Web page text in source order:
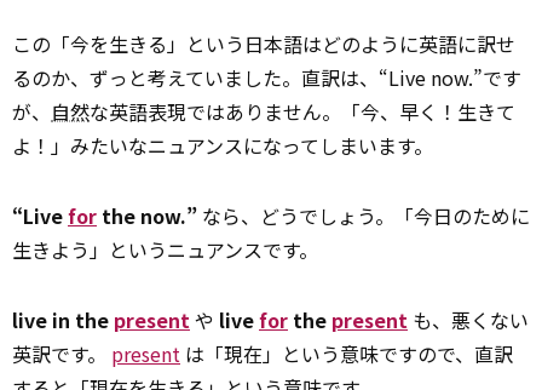
この「今を生きる」という日本語はどのように英語に訳せ
るのか、ずっと考えていました。直訳は、“Live now.”です
が、 自然な英語表現ではありません。「今、早く！生きて
よ！」みたいなニュアンスになってしまいます。
“Livefor the now.” なら、どうでしょう。「今日のために
生きよう」というニュアンスです。
live in the presentや livefor the present も、悪くない
英訳です。 present は「現在」という意味ですので、直訳